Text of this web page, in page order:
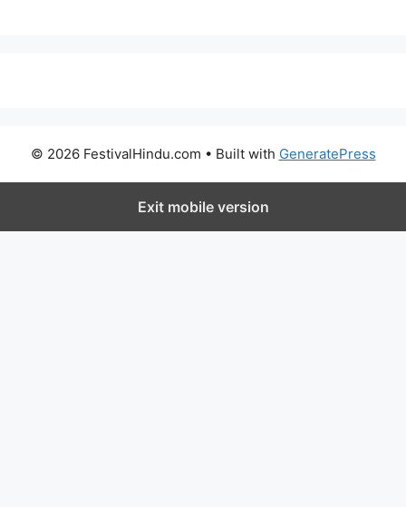
© 2026 FestivalHindu.com • Built with GeneratePress
Exit mobile version